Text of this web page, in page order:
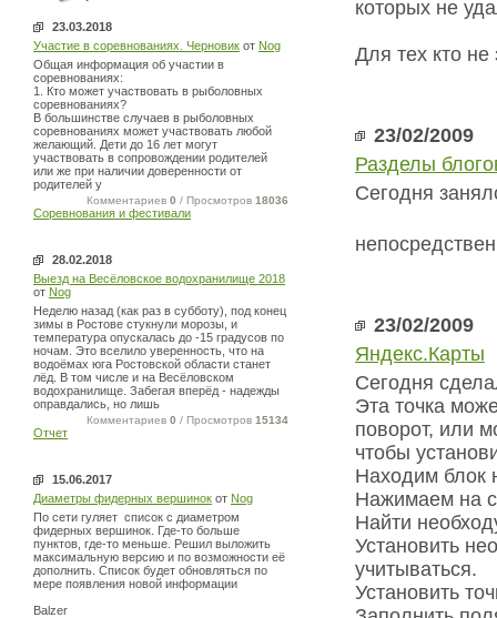
23.03.2018
Участие в соревнованиях. Черновик от Nog
Общая информация об участии в
соревнованиях:
1. Кто может участвовать в рыболовных
соревнованиях?
В большинстве случаев в рыболовных
соревнованиях может участвовать любой
желающий. Дети до 16 лет могут
участвовать в сопровождении родителей
или же при наличии доверенности от
родителей у
Комментариев 0 / Просмотров 18036
Соревнования и фестивали
28.02.2018
Выезд на Весёловское водохранилище 2018
от Nog
Неделю назад (как раз в субботу), под конец
зимы в Ростове стукнули морозы, и
температура опускалась до -15 градусов по
ночам. Это вселило уверенность, что на
водоёмах юга Ростовской области станет
лёд. В том числе и на Весёловском
водохранилище. Забегая вперёд - надежды
оправдались, но лишь
Комментариев 0 / Просмотров 15134
Отчет
15.06.2017
Диаметры фидерных вершинок от Nog
По сети гуляет список с диаметром
фидерных вершинок. Где-то больше
пунктов, где-то меньше. Решил выложить
максимальную версию и по возможности её
дополнить. Список будет обновляться по
мере появления новой информации
Balzer
которых не
Для тех кто
23/02/2009
Разделы
Сегодня
23/02/2009
Яндекс.Карты
Сегодня
Эта точка
поворот, или
чтобы
Находим блок
Нажимаем на
Найти
Установить
учитываться.
Установить